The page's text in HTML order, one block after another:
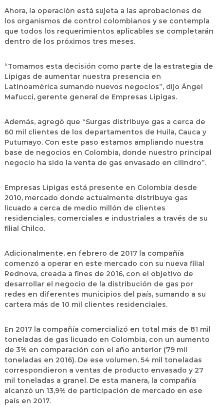
Ahora, la operación está sujeta a las aprobaciones de
los organismos de control colombianos y se contempla
que todos los requerimientos aplicables se completarán
dentro de los próximos tres meses.
“Tomamos esta decisión como parte de la estrategia de
Lipigas de aumentar nuestra presencia en
Latinoamérica sumando nuevos negocios”, dijo Ángel
Mafucci, gerente general de Empresas Lipigas.
Además, agregó que “Surgas distribuye gas a cerca de
60 mil clientes de los departamentos de Huila, Cauca y
Putumayo. Con este paso estamos ampliando nuestra
base de negocios en Colombia, donde nuestro principal
negocio ha sido la venta de gas envasado en cilindro”.
Empresas Lipigas está presente en Colombia desde
2010, mercado donde actualmente distribuye gas
licuado a cerca de medio millón de clientes
residenciales, comerciales e industriales a través de su
filial Chilco.
Adicionalmente, en febrero de 2017 la compañía
comenzó a operar en este mercado con su nueva filial
Rednova, creada a fines de 2016, con el objetivo de
desarrollar el negocio de la distribución de gas por
redes en diferentes municipios del país, sumando a su
cartera más de 10 mil clientes residenciales.
En 2017 la compañía comercializó en total más de 81 mil
toneladas de gas licuado en Colombia, con un aumento
de 3% en comparación con el año anterior (79 mil
toneladas en 2016). De ese volumen, 54 mil toneladas
correspondieron a ventas de producto envasado y 27
mil toneladas a granel. De esta manera, la compañía
alcanzó un 13,9% de participación de mercado en ese
país en 2017.